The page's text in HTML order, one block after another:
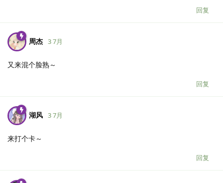
回复
周杰 3 7月
又来混个脸熟～
回复
湖风 3 7月
来打个卡～
回复